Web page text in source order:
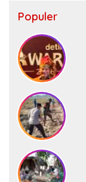
Populer